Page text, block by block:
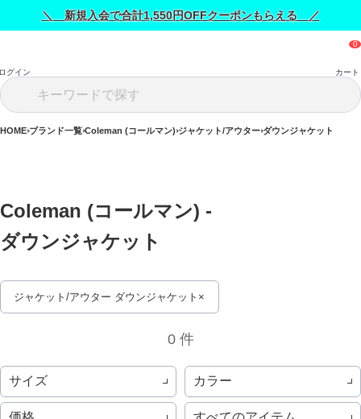
＼ 新規入会で合計1,550円OFFクーポンもらえる ／
グイン カート
HOME ブランド一覧 Coleman (コールマン) ジャケット/アウター ダウンジャケット
Coleman (コールマン) -
ダウンジャケット
ジャケット/アウター ダウンジャケット
0 件
サイズ カラー